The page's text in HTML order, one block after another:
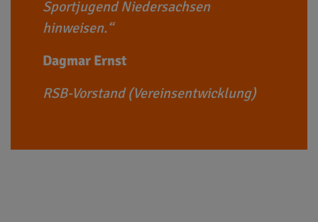
Sportjugend Niedersachsen
hinweisen.
Dagmar Ernst
RSB-Vorstand (Vereinsentwicklung)